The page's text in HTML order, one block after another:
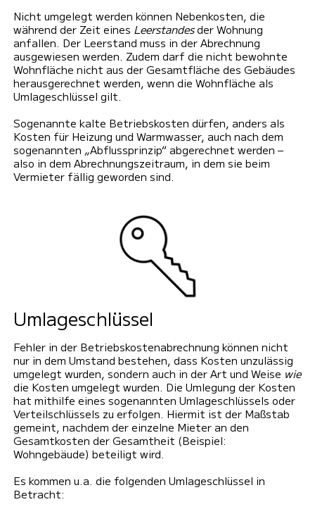
Nicht umgelegt werden können Nebenkosten, die
während der Zeit eines Leerstandesder Wohnung
anfallen. Der Leerstand muss in der Abrechnung
ausgewiesen werden. Zudem darf die nicht bewohnte
Wohnfläche nicht aus der Gesamtfläche des Gebäudes
herausgerechnet werden, wenn die Wohnfläche als
Umlageschlüssel gilt.
Sogenannte kalte Betriebskosten dürfen, anders als
Kosten für Heizung und Warmwasser, auch nach dem
sogenannten „Abflussprinzip“ abgerechnet werden –
also in dem Abrechnungszeitraum, in dem sie beim
Vermieter fällig geworden sind.
Umlageschlüssel
Fehler in der Betriebskostenabrechnung können nicht
nur in dem Umstand bestehen, dass Kosten unzulässig
umgelegt wurden, sondern auch in der Art und Weise wie
die Kosten umgelegt wurden. Die Umlegung der Kosten
hat mithilfe eines sogenannten Umlageschlüssels oder
Verteilschlüssels zu erfolgen. Hiermit ist der Maßstab
gemeint, nachdem der einzelne Mieter an den
Gesamtkosten der Gesamtheit (Beispiel:
Wohngebäude) beteiligt wird.
Es kommen u.a. die folgenden Umlageschlüssel in
Betracht: